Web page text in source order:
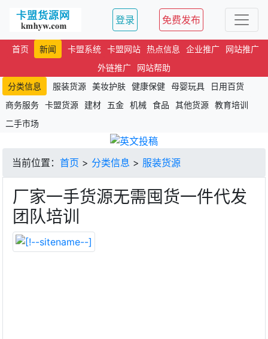
登录 免费发布
首页 新闻 卡盟系统 卡盟网站 热点信息 企业推广
网站推广
外链推广
网站帮助
分类信息
服装货源 美妆护肤 健康保健 母婴玩具
日用百货
商务服务 卡盟货源 建材 五金 机械 食品 其他货源 教育培训
二手市场
当前位置： 首页 > 分类信息 > 服装货源
厂家一手货源无需囤货一件代发
团队培训